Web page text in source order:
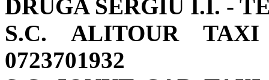
DRUGA SERGIU I.I. -
S.C. ALITOUR
0723701932